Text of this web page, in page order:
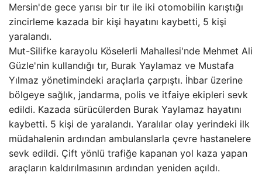
Mersin'de gece yarısı bir tır ile iki otomobilin karıştığı
zincirleme kazada bir kişi hayatını kaybetti, 5 kişi
yaralandı.
Mut-Silifke karayolu Köselerli Mahallesi'nde Mehmet Ali
Güzle'nin kullandığı tır, Burak Yaylamaz ve Mustafa
Yılmaz yönetimindeki araçlarla çarpıştı. İhbar üzerine
bölgeye sağlık, jandarma, polis ve itfaiye ekipleri sevk
edildi. Kazada sürücülerden Burak Yaylamaz hayatını
kaybetti. 5 kişi de yaralandı. Yaralılar olay yerindeki ilk
müdahalenin ardından ambulanslarla çevre hastanelere
sevk edildi. Çift yönlü trafiğe kapanan yol kaza yapan
araçların kaldırılmasının ardından yeniden açıldı.